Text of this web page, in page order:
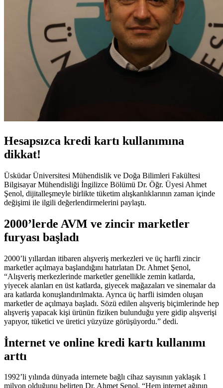
Hesapsızca kredi kartı kullanımına
dikkat!
Üsküdar Üniversitesi Mühendislik ve Doğa Bilimleri Fakültesi
Bilgisayar Mühendisliği İngilizce Bölümü Dr. Öğr. Üyesi Ahmet
Şenol, dijitalleşmeyle birlikte tüketim alışkanlıklarının zaman içinde
değişimi ile ilgili değerlendirmelerini paylaştı.
2000’lerde AVM ve zincir marketler
furyası başladı
2000’li yıllardan itibaren alışveriş merkezleri ve üç harfli zincir
marketler açılmaya başlandığını hatırlatan Dr. Ahmet Şenol,
“Alışveriş merkezlerinde marketler genellikle zemin katlarda,
yiyecek alanları en üst katlarda, giyecek mağazaları ve sinemalar da
ara katlarda konuşlandırılmakta. Ayrıca üç harfli isimden oluşan
marketler de açılmaya başladı. Sözü edilen alışveriş biçimlerinde hep
alışveriş yapacak kişi ürünün fiziken bulunduğu yere gidip alışverişi
yapıyor, tüketici ve üretici yüzyüze görüşüyordu.” dedi.
İnternet ve online kredi kartı kullanımı
arttı
1992’li yılında dünyada internete bağlı cihaz sayısının yaklaşık 1
milyon olduğunu belirten Dr. Ahmet Şenol, “Hem internet ağının